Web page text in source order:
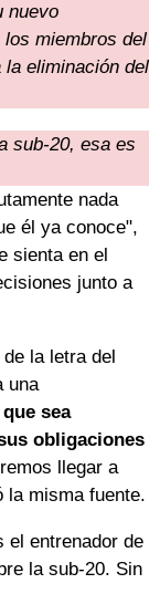
nuevo
miembros del
eliminación del
sub-20, esa es
nada
él ya conoce",
sienta en el
junto a
la letra del
una
sea
obligaciones
llegar a
la misma fuente.
el entrenador de
la sub-20. Sin